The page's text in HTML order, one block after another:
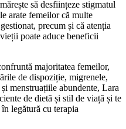
să desființeze stigmatul
arate femeilor că multe
precum și că atenția
poate aduce beneficii
majoritatea femeilor,
de dispoziție, migrenele,
menstruațiile abundente, Lara
de dietă și stil de viață și te
legătură cu terapia